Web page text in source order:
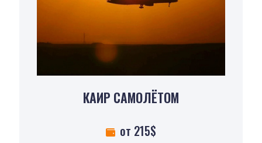
КАИР САМОЛЁТОМ
от 215$